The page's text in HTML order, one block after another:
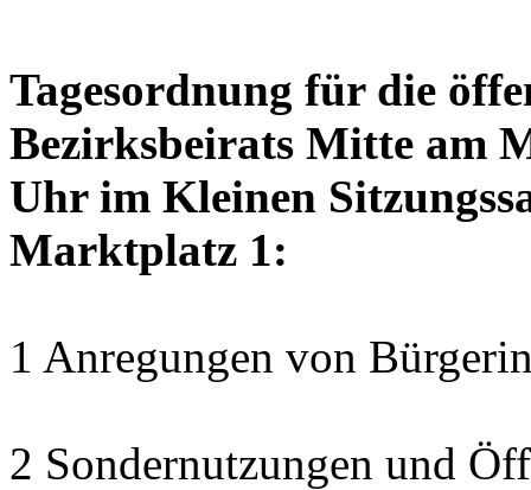
Tagesordnung für die
Bezirksbeirats Mitte am
Uhr im Kleinen
Marktplatz 1:
1 Anregungen von
2 Sondernutzungen und